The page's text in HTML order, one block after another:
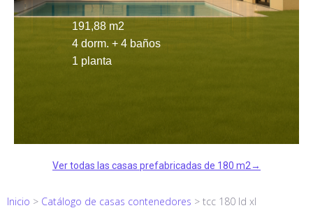
191,88 m2
4 dorm. + 4 baños
1 planta
Ver todas las casas prefabricadas de 180 m2→
Inicio > Catálogo de casas contenedores > tcc 180 ld xl